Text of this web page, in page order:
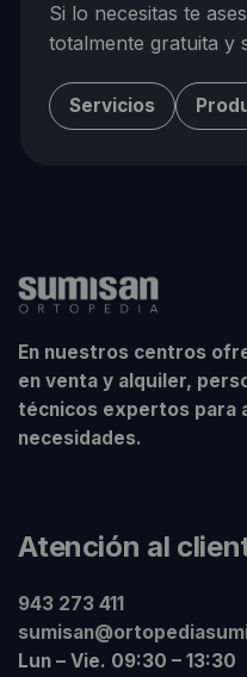
Si lo necesitas te
totalmente gratuita y
Servicios
En nuestros centros
en venta y alquiler,
técnicos expertos para
necesidades.
Atención al
943 273 411
Lun – Vie. 09:30 – 13:30